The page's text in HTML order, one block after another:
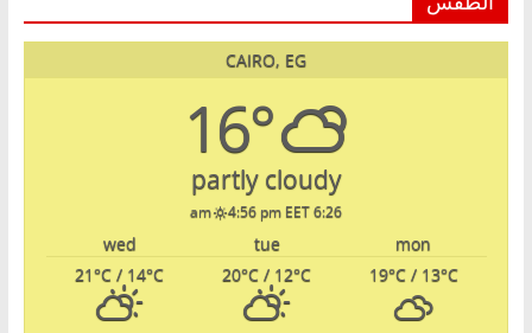
CAIRO, EG
16°
partly cloudy
6:26 am
4:56 pm EET
mon
tue
wed
19°C/ 13°C
20°C / 12°C
21°C / 14°C